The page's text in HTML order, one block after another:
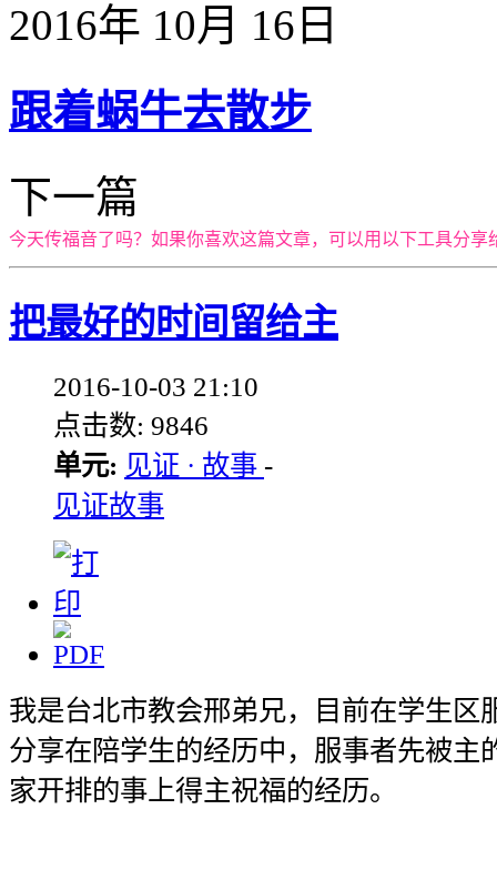
2016年 10月 16日
跟着蜗牛去散步
下一篇
今天传福音了吗？如果你喜欢这篇文章，可以用以下工具分享
把最好的时间留给主
2016-10-03 21:10
点击数: 9846
单元: 见证 · 故事 -
见证故事
我是台北市教会邢弟兄，目前在学生区
分享在陪学生的经历中，服事者先被主
家开排的事上得主祝福的经历。